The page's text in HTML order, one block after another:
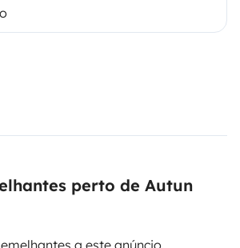
perto de Autun
a este anúncio.